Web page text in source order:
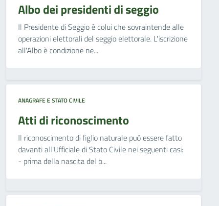
Albo dei presidenti di seggio
Il Presidente di Seggio è colui che sovraintende alle
operazioni elettorali del seggio elettorale. L'iscrizione
all'Albo è condizione ne...
ANAGRAFE E STATO CIVILE
Atti di riconoscimento
Il riconoscimento di figlio naturale può essere fatto
davanti all'Ufficiale di Stato Civile nei seguenti casi:
- prima della nascita del b...